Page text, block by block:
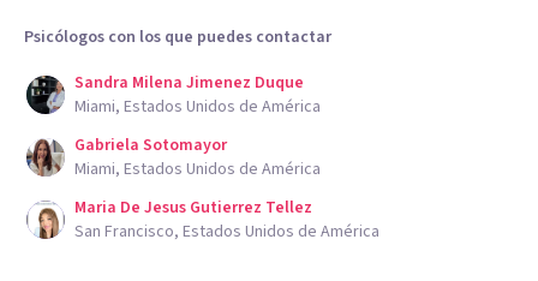
Psicólogos con los que puedes contactar
Sandra Milena Jimenez Duque
Miami, Estados Unidos de América
Gabriela Sotomayor
Miami, Estados Unidos de América
Maria De Jesus Gutierrez Tellez
San Francisco, Estados Unidos de América